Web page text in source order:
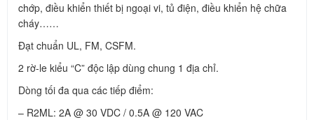
chớp, điều khiển thiết bị ngoại vi, tủ điện, điều khiển hệ chữa
cháy……
Đạt chuẩn UL, FM, CSFM.
2 rờ-le kiểu “C” độc lập dùng chung 1 địa chỉ.
Dòng tối đa qua các tiếp điểm:
– R2ML: 2A @ 30 VDC / 0.5A @ 120 VAC